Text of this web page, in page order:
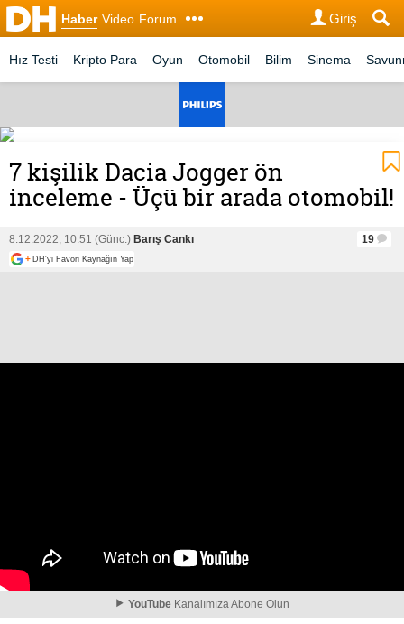
Haber Video Forum Giriş
Hız Testi Kripto Para Oyun Otomobil Bilim Sinema
7 kişilik Dacia Jogger ön
inceleme - Üçü bir arada otomobil!
8.12.2022, 10:51 (Günc.) Barış Cankı 19
+ DH'yi Favori Kaynağın Yap
YouTube Kanalımıza Abone Olun